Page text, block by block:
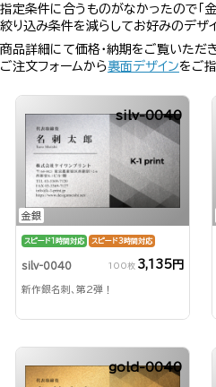
指定条件に合うものがなかったので「金
絞り込み条件を減らしてお好みのデザ
商品詳細にて価格・納期をご覧いただ
ご注文フォームから裏面デザインをご
金銀
silv-0040
スピード1時間対応 スピード3時間対応
silv-0040 100枚 3,135円
新作銀名刺、第2弾！
gold-0040